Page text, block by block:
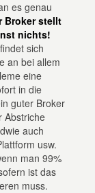
es genau
Broker stellt
nichts!
sich
an bei allem
eine
in die
guter Broker
Abstriche
auch
usw.
man 99%
ist das
muss.